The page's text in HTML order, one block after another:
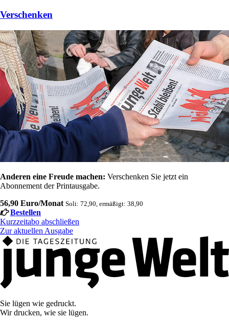
Verschenken
Anderen eine Freude machen: Verschenken Sie jetzt ein
Abonnement der Printausgabe.
56,90 Euro/Monat Soli: 72,90, ermäßigt: 38,90
Bestellen
Kurzzeitabo abschließen
Zur aktuellen Ausgabe
Sie lügen wie gedruckt.
Wir drucken, wie sie lügen.